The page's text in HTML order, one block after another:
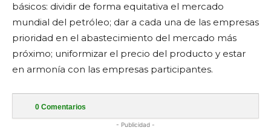
básicos: dividir de forma equitativa el mercado
mundial del petróleo; dar a cada una de las empresas
prioridad en el abastecimiento del mercado más
próximo; uniformizar el precio del producto y estar
en armonía con las empresas participantes.
0 Comentarios
- Publicidad -